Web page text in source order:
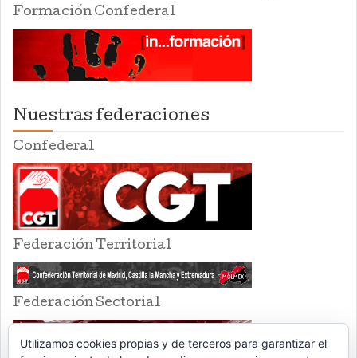
Formación Confederal
Nuestras federaciones
Confederal
Federación Territorial
Federación Sectorial
Utilizamos cookies propias y de terceros para garantizar el